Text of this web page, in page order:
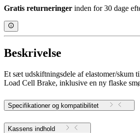
Gratis returneringer inden for 30 dage
Beskrivelse
Et sæt udskiftningsdele af elastomer/skum
Load Cell Brake, inklusive en ny flaske
Specifikationer og kompatibilitet
Kassens indhold